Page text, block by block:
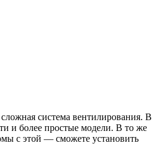
система вентилирования. В
и более простые модели. В то же
с этой — сможете установить